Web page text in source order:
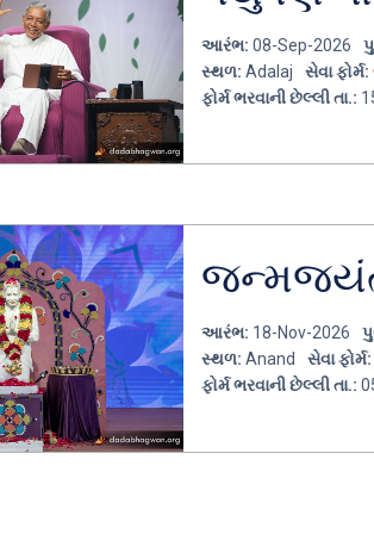
આરંભ: 08-Sep-2026
સ્થળ: Adalaj સેવા ફોર્મ:
ફોર્મ ભરવાની છેલ્લી તા.:
આરંભ: 18-Nov-2026
સ્થળ: Anand સેવા ફોર્મ:
ફોર્મ ભરવાની છેલ્લી તા.: